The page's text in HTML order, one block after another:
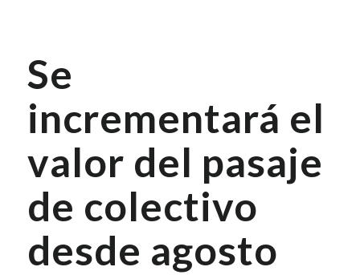
Se
incrementará el
valor del pasaje
de colectivo
desde agosto